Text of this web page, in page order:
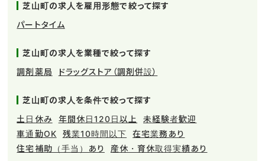
芝山町の求人を雇用形態で絞って探す
パートタイム
芝山町の求人を業種で絞って探す
調剤薬局
ドラッグストア（調剤併設）
芝山町の求人を条件で絞って探す
土日休み
年間休日120日以上
未経験者歓迎
車通勤OK
残業10時間以下
在宅業務あり
住宅補助（手当）あり
産休・育休取得実績あり